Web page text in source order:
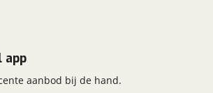
app
aanbod bij de hand.